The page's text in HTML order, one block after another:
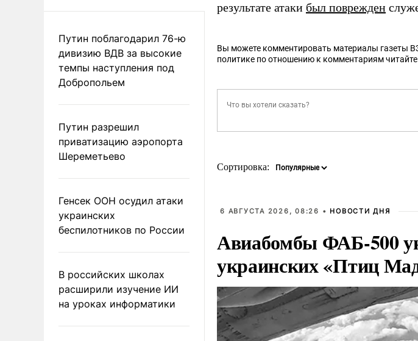
Путин поблагодарил 76-ю
дивизию ВДВ за высокие
темпы наступления под
Добропольем
Путин разрешил
приватизацию аэропорта
Шереметьево
Генсек ООН осудил атаки
украинских
беспилотников по России
В российских школах
расширили изучение ИИ
на уроках информатики
результате атаки был поврежден
Вы можете комментировать материалы газеты
политике по отношению к комментариям читайте
Сортировка:
6 АВГУСТА 2026, 08:26 • НОВОСТИ ДНЯ
Авиабомбы ФАБ-500
украинских «Птиц